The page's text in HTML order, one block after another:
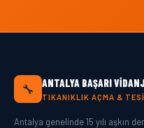
🔧 ANTALYA BAŞARI
TIKANIKLIK AÇMA &
Antalya genelinde 15 yılı aşkın